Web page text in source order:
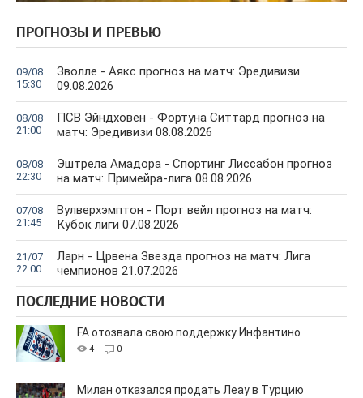
ПРОГНОЗЫ И ПРЕВЬЮ
09/08
15:30
Зволле - Аякс прогноз на матч: Эредивизи
09.08.2026
08/08
21:00
ПСВ Эйндховен - Фортуна Ситтард прогноз на
матч: Эредивизи 08.08.2026
08/08
22:30
Эштрела Амадора - Спортинг Лиссабон прогноз
на матч: Примейра-лига 08.08.2026
07/08
21:45
Вулверхэмптон - Порт вейл прогноз на матч:
Кубок лиги 07.08.2026
21/07
22:00
Ларн - Црвена Звезда прогноз на матч: Лига
чемпионов 21.07.2026
ПОСЛЕДНИЕ НОВОСТИ
FA отозвала свою поддержку Инфантино
4 0
Милан отказался продать Леау в Турцию